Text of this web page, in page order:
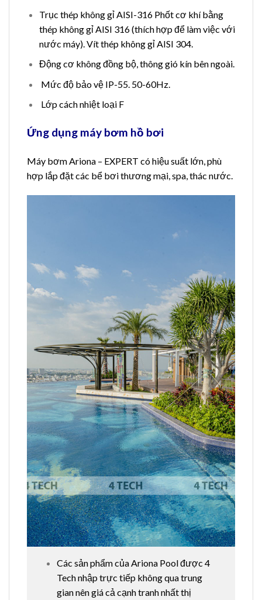
Trục thép không gỉ AISI-316 Phốt cơ khí bằng
thép không gỉ AISI 316 (thích hợp để làm việc với
nước máy). Vít thép không gỉ AISI 304.
Động cơ không đồng bộ, thông gió kín bên ngoài.
Mức độ bảo vệ IP-55. 50-60Hz.
Lớp cách nhiệt loại F
Ứng dụng máy bơm hồ bơi
Máy bơm Ariona – EXPERT có hiệu suất lớn, phù
hợp lắp đặt các bể bơi thương mại, spa, thác nước.
Các sản phẩm của Ariona Pool được 4
Tech nhập trực tiếp không qua trung
gian nên giá cả cạnh tranh nhất thị